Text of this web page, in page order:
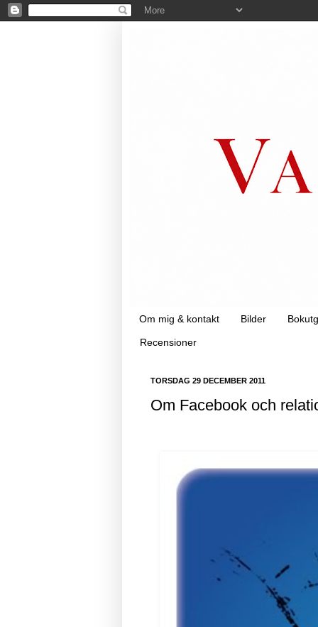
Om mig & kontakt Bilder
Recensioner
TORSDAG 29 DECEMBER 2011
Om Facebook och